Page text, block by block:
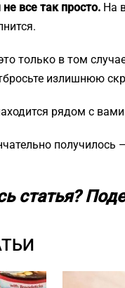
все так просто. На
только в том
излишнюю
рядом с
получилось
статья?